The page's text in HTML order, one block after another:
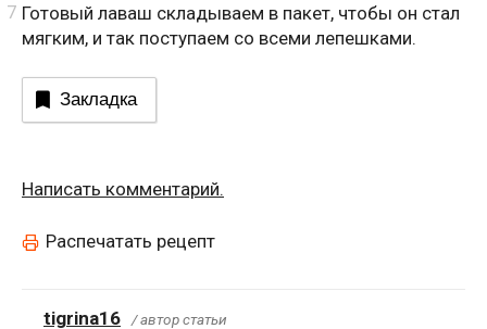
Готовый лаваш складываем в пакет, чтобы он стал
мягким, и так поступаем со всеми лепешками.
Закладка
Написать комментарий.
Распечатать рецепт
tigrina16 / автор статьи